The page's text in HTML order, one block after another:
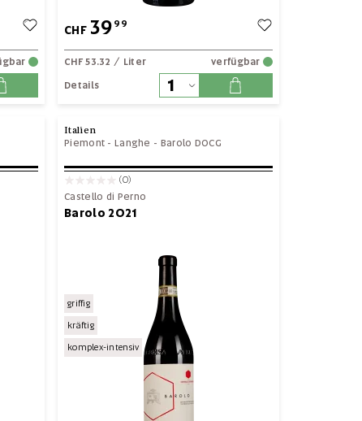
CHF 3999
CHF 53.32 / Liter
verfügbar
Details
Italien
Piemont - Langhe - Barolo DOCG
(0)
Castello di Perno
Barolo 2021
griffig
kräftig
komplex-intensiv